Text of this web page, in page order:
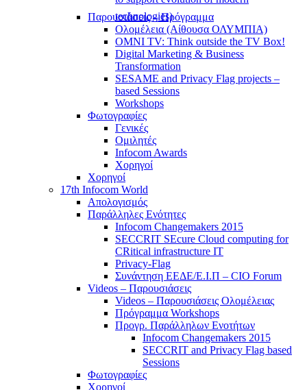
technologies)
Παρουσιάσεις – Πρόγραμμα
Ολομέλεια (Αίθουσα ΟΛΥΜΠΙΑ)
OMNI TV: Think outside the TV Box!
Digital Marketing & Business
Transformation
SESAME and Privacy Flag projects –
based Sessions
Workshops
Φωτογραφίες
Γενικές
Ομιλητές
Infocom Awards
Χορηγοί
Χορηγοί
17th Infocom World
Απολογισμός
Παράλληλες Ενότητες
Infocom Changemakers 2015
SECCRIT SEcure Cloud computing for
CRitical infrastructure IT
Privacy-Flag
Συνάντηση ΕΕΔΕ/Ε.Ι.Π – CIO Forum
Videos – Παρουσιάσεις
Videos – Παρουσιάσεις Ολομέλειας
Πρόγραμμα Workshops
Προγρ. Παράλληλων Ενοτήτων
Infocom Changemakers 2015
SECCRIT and Privacy Flag based
Sessions
Φωτογραφίες
Χορηγοί